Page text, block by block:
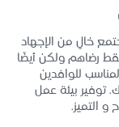
خالٍ من الإجهاد
رضاهم ولكن أيضًا
للوافدين
توفير بيئة عمل
و التميز.